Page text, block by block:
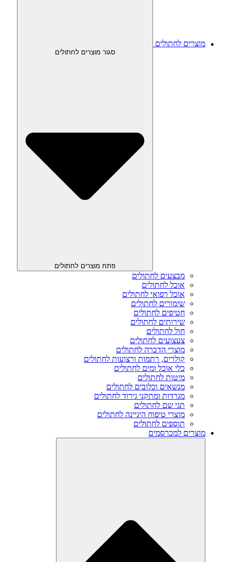
מוצרים לחתולים
סגור מוצרים לחתולים
פתח מוצרים לחתולים
מבצעים לחתולים
אוכל לחתולים
אוכל רפואי לחתולים
שימורים לחתולים
חטיפים לחתולים
שירותים לחתולים
חול לחתולים
צעצועים לחתולים
מוצרי הדברה לחתולים
קולרים, רתמות ורצועות לחתולים
כלי אוכל ומים לחתולים
מיטות לחתולים
מנשאים וכלובים לחתולים
מגרדות ומתקני גירוד לחתולים
תגי שם לחתולים
מוצרי טיפוח היגיינה לחתולים
תוספים לחתולים
מוצרים למכרסמים